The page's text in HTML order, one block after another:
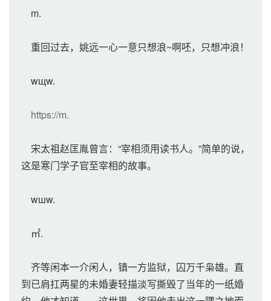
m.
重回过去，姚远一心一意只想浪~啊呸，只想冲浪！
wщw.
https://m.
宋太祖赵匡胤曾言：“宰相须用读书人。”简单的说，
这是寒门学子官至宰相的故事。
wшw.
㎡.
齐等闲本一介闲人，镇一方监狱，囚万千枭雄。直
到已肩扛两星的未婚妻轻描淡写撕毁了当年的一纸婚